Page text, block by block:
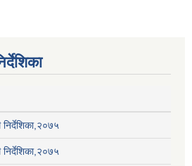
निर्देशिका,२०७५
निर्देशिका,२०७५